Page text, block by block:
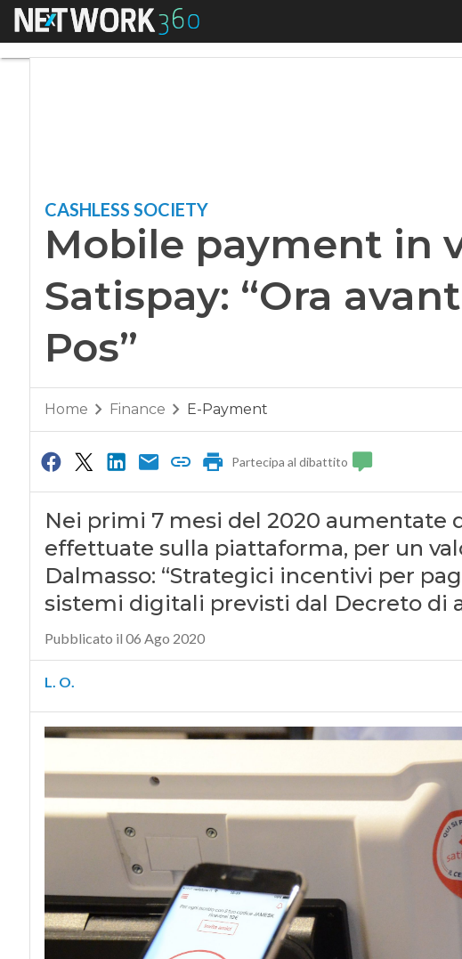
Menu
CASHLESS SOCIETY
Mobile payment in
Satispay: “Ora
Pos”
Home Finance E-Payment
Partecipa al dibattito
Nei primi 7 mesi del 2020 aumentate
effettuate sulla piattaforma, per un
Dalmasso: “Strategici incentivi per
sistemi digitali previsti dal Decreto di
Pubblicato il 06 Ago 2020
L. O.